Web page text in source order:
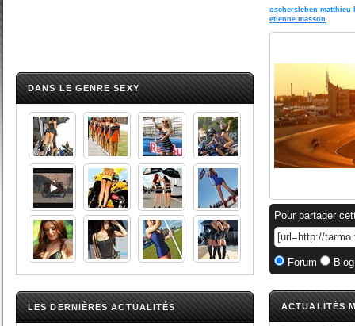
DANS LE GENRE SEXY
LES DERNIÈRES ACTUALITÉS
oschersleben matthieu
etienne masson
Pour partager
Forum
ACTUALITÉS